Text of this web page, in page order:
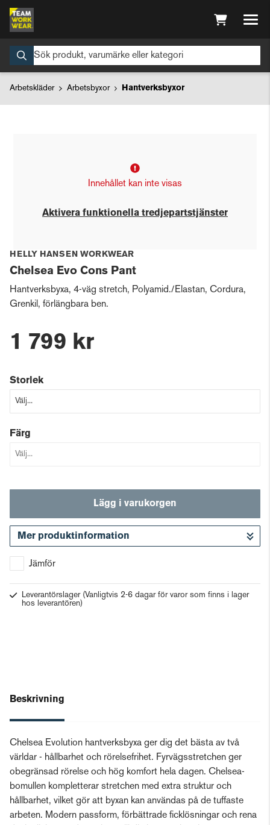
Arbetskläder Arbetsbyxor Hantverksbyxor
Innehållet kan inte visas
Aktivera funktionella tredjepartstjänster
HELLY HANSEN WORKWEAR
Chelsea Evo Cons Pant
Hantverksbyxa, 4-väg stretch, Polyamid./Elastan, Cordura,
Grenkil, förlängbara ben.
1 799 kr
Storlek
Färg
Lägg i varukorgen
Mer produktinformation
Jämför
Leverantörslager (Vanligtvis 2-6 dagar för varor som finns i lager
hos leverantören)
Beskrivning
Chelsea Evolution hantverksbyxa ger dig det bästa av två
världar - hållbarhet och rörelsefrihet. Fyrvägsstretchen ger
obegränsad rörelse och hög komfort hela dagen. Chelsea-
bomullen kompletterar stretchen med extra struktur och
hållbarhet, vilket gör att byxan kan användas på de tuffaste
arbeten. Modern passform, förbättrade ficklösningar och rena